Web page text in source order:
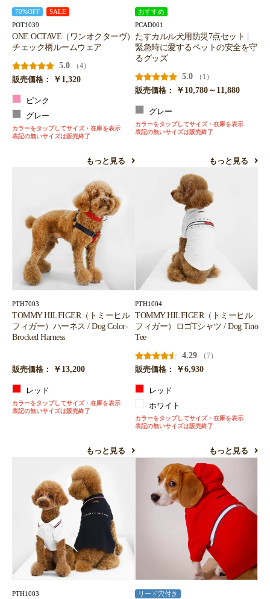
70%OFF SALE
POT1039
ONE OCTAVE（ワンオクターヴ）
チェック柄ルームウェア
5.0
（4）
販売価格：
￥1,320
ピンク
グレー
カラーをタップしてサイズ・在庫を表示
表記の無いサイズは販売終了
もっと見る
おすすめ
PCAD001
たすカルル犬用防災7点セット |
緊急時に愛するペットの安全を守
るグッズ
5.0
（1）
販売価格：
￥10,780～11,880
グレー
カラーをタップしてサイズ・在庫を表示
表記の無いサイズは販売終了
もっと見る
PTH7003
TOMMY HILFIGER（トミーヒル
フィガー）ハーネス / Dog Color-
Brocked Harness
販売価格： ￥13,200
レッド
カラーをタップしてサイズ・在庫を表示
表記の無いサイズは販売終了
もっと見る
PTH1004
TOMMY HILFIGER（トミーヒル
フィガー）ロゴTシャツ / Dog Tino
Tee
4.29
（7）
販売価格：
￥6,930
レッド
ホワイト
カラーをタップしてサイズ・在庫を表示
表記の無いサイズは販売終了
もっと見る
PTH1003 リード穴付き